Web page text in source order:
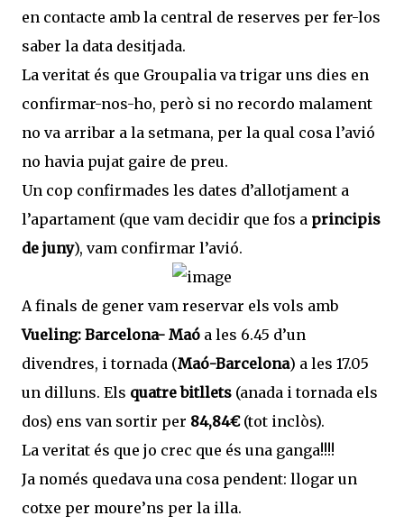
en contacte amb la central de reserves per fer-los
saber la data desitjada.
La veritat és que Groupalia va trigar uns dies en
confirmar-nos-ho, però si no recordo malament
no va arribar a la setmana, per la qual cosa l’avió
no havia pujat gaire de preu.
Un cop confirmades les dates d’allotjament a
l’apartament (que vam decidir que fos a principis
de juny), vam confirmar l’avió.
A finals de gener vam reservar els vols amb
Vueling: Barcelona- Maó a les 6.45 d’un
divendres, i tornada (Maó-Barcelona) a les 17.05
un dilluns. Els quatre bitllets (anada i tornada els
dos) ens van sortir per 84,84€(tot inclòs).
La veritat és que jo crec que és una ganga!!!!
Ja només quedava una cosa pendent: llogar un
cotxe per moure’ns per la illa.